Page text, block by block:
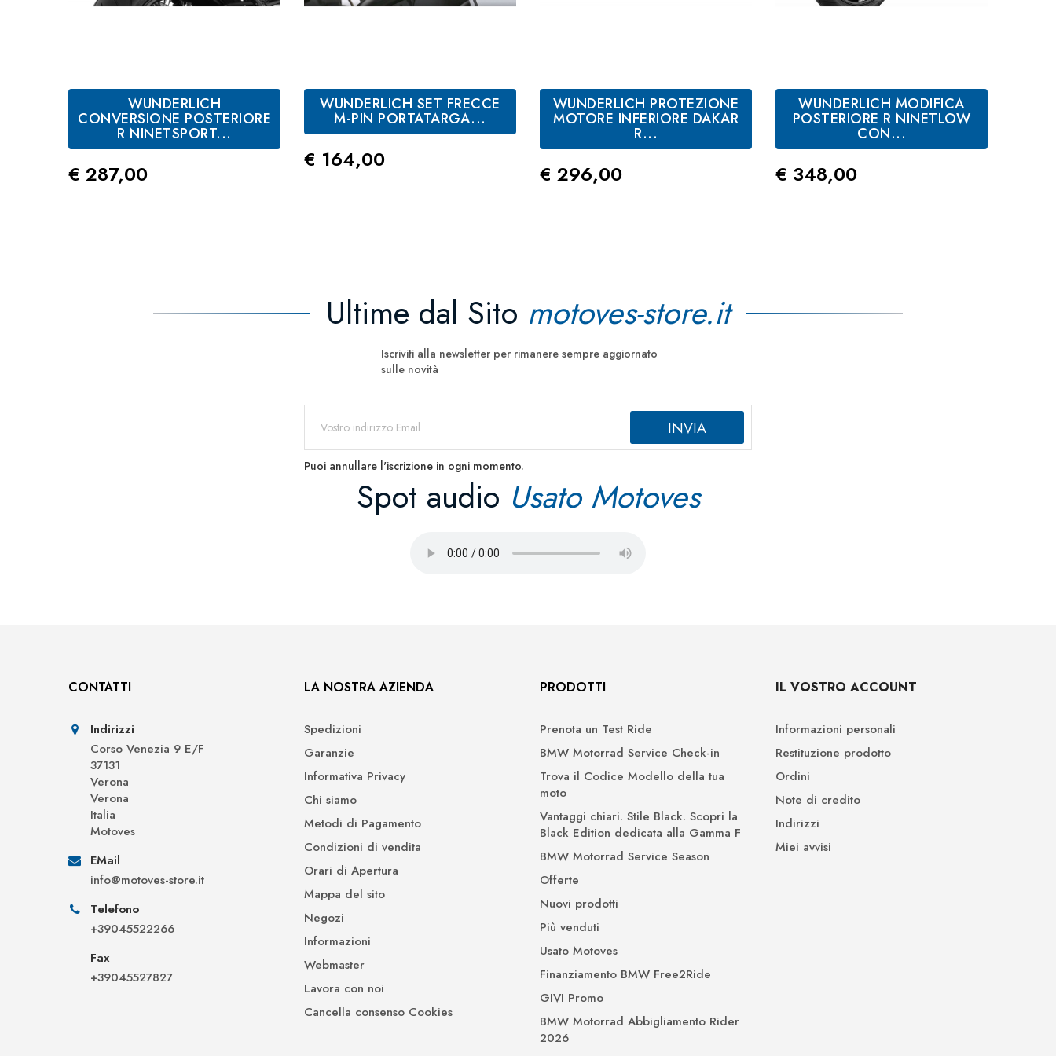
WUNDERLICH
CONVERSIONE POSTERIORE
R NINETSPORT...
Prezzo
€ 287,00
WUNDERLICH SET FRECCE
M-PIN PORTATARGA...
Prezzo
€ 164,00
WUNDERLICH PROTEZIONE
MOTORE INFERIORE DAKAR
R...
Prezzo
€ 296,00
WUNDERLICH MODIFICA
POSTERIORE R NINETLOW
CON...
Prezzo
€ 348,00
Ultime dal Sito motoves-store.it
Iscriviti alla newsletter per rimanere sempre aggiornato
sulle novità
Puoi annullare l'iscrizione in ogni momento.
Spot audio Usato Motoves
CONTATTI
Indirizzi
Corso Venezia 9 E/F
37131
Verona
Verona
Italia
Motoves
EMail
info@motoves-store.it
Telefono
+39045522266
Fax
+39045527827
LA NOSTRA AZIENDA
Spedizioni
Garanzie
Informativa Privacy
Chi siamo
Metodi di Pagamento
Condizioni di vendita
Orari di Apertura
Mappa del sito
Negozi
Informazioni
Webmaster
Lavora con noi
Cancella consenso Cookies
PRODOTTI
Prenota un Test Ride
BMW Motorrad Service Check-in
Trova il Codice Modello della tua
moto
Vantaggi chiari. Stile Black. Scopri la
Black Edition dedicata alla Gamma F
BMW Motorrad Service Season
Offerte
Nuovi prodotti
Più venduti
Usato Motoves
Finanziamento BMW Free2Ride
GIVI Promo
BMW Motorrad Abbigliamento Rider
2026
IL VOSTRO ACCOUNT
Informazioni personali
Restituzione prodotto
Ordini
Note di credito
Indirizzi
Miei avvisi